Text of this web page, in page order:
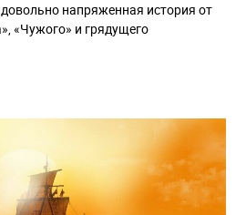
напряженная история от
«Чужого» и грядущего